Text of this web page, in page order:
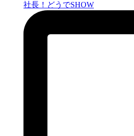
社長！どうでSHOW